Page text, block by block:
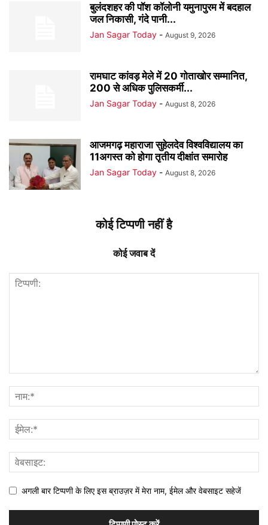
बुलंदशहर की पॉश कॉलोनी यमुनापुरम में बदहाल
जल निकासी, गंदे पानी...
Jan Sagar Today - August 9, 2026
रामघाट कांवड़ मेले में 20 गोताखोर सम्मानित,
200 से अधिक पुलिसकर्मी...
Jan Sagar Today - August 8, 2026
आजमगढ़ महाराजा सुहेलदेव विश्वविद्यालय का
11अगस्त को होगा तृतीय दीक्षांत समारोह
Jan Sagar Today - August 8, 2026
कोई टिप्पणी नहीं है
कोई जवाब दें
अगली बार टिप्पणी के लिए इस ब्राउज़र में मेरा नाम, ईमेल और वेबसाइट सहेजें